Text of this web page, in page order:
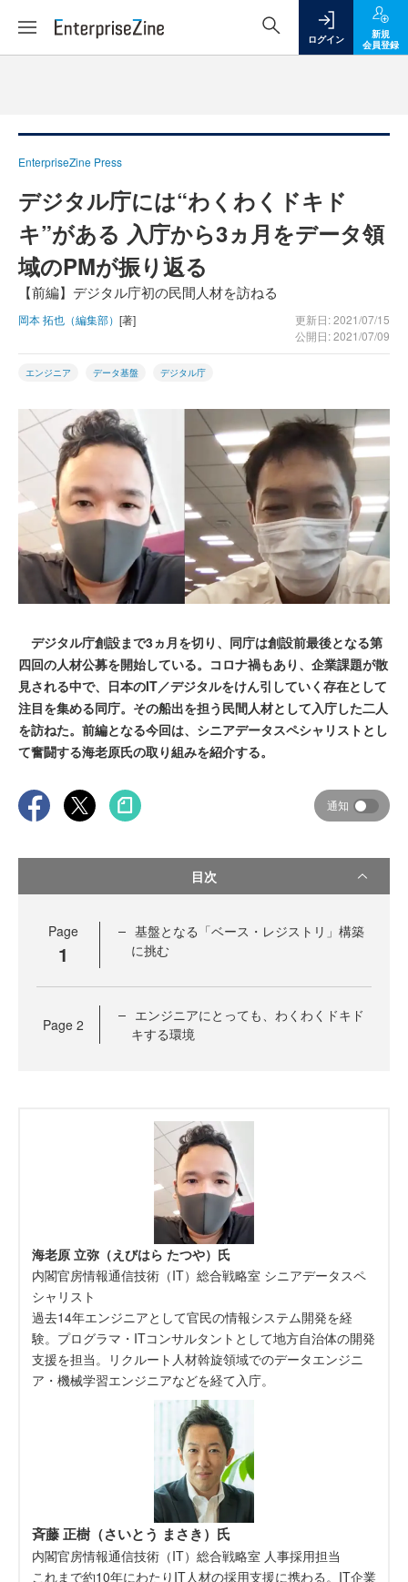
ログイン
新規
会員登録
EnterpriseZine Press
デジタル庁には“わくわくドキド
キ”がある 入庁から3ヵ月をデータ領
域のPMが振り返る
【前編】デジタル庁初の民間人材を訪ねる
岡本 拓也（編集部） [著]
更新日: 2021/07/15
公開日: 2021/07/09
エンジニア データ基盤 デジタル庁
デジタル庁創設まで3ヵ月を切り、同庁は創設前最後となる第
四回の人材公募を開始している。コロナ禍もあり、企業課題が散
見される中で、日本のIT／デジタルをけん引していく存在として
注目を集める同庁。その船出を担う民間人材として入庁した二人
を訪ねた。前編となる今回は、シニアデータスペシャリストとし
て奮闘する海老原氏の取り組みを紹介する。
通知
目次
Page
1
基盤となる「ベース・レジストリ」構築
に挑む
Page 2
エンジニアにとっても、わくわくドキド
キする環境
海老原 立弥（えびはら たつや）氏
内閣官房情報通信技術（IT）総合戦略室 シニアデータスペ
シャリスト
過去14年エンジニアとして官民の情報システム開発を経
験。プログラマ・ITコンサルタントとして地方自治体の開発
支援を担当。リクルート人材斡旋領域でのデータエンジニ
ア・機械学習エンジニアなどを経て入庁。
斉藤 正樹（さいとう まさき）氏
内閣官房情報通信技術（IT）総合戦略室 人事採用担当
これまで約10年にわたりIT人材の採用支援に携わる。IT企業